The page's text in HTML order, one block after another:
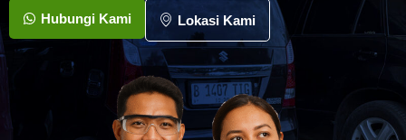
Hubungi Kami Lokasi Kami